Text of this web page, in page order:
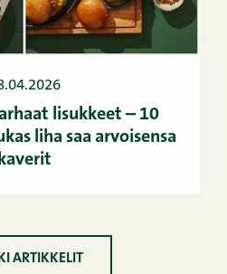
lisukkeet – 10
liha saa arvoisensa
ARTIKKELIT